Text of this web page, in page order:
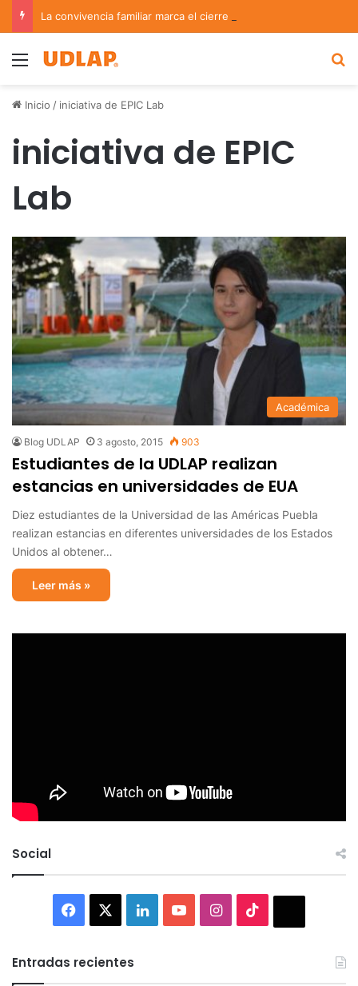
Menu
Inicio / iniciativa de EPIC Lab
iniciativa de EPIC
Lab
Académica
Blog UDLAP 3 agosto, 2015 903
Estudiantes de la UDLAP realizan
estancias en universidades de EUA
Diez estudiantes de la Universidad de las Américas Puebla
realizan estancias en diferentes universidades de los Estados
Unidos al obtener…
Leer más »
Social
Facebook LinkedInYouTubeInstagram
Entradas recientes